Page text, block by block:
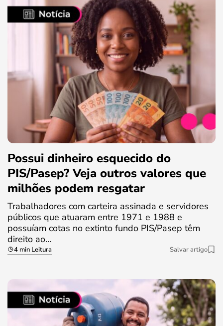
Possui dinheiro esquecido do
PIS/Pasep? Veja outros valores que
milhões podem resgatar
Trabalhadores com carteira assinada e servidores
públicos que atuaram entre 1971 e 1988 e
possuíam cotas no extinto fundo PIS/Pasep têm
direito ao…
4 min Leitura Salvar artigo